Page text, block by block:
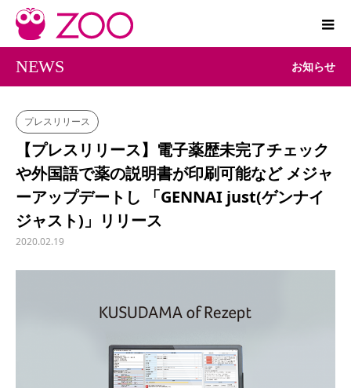
NEWS お知らせ
プレスリリース
【プレスリリース】電子薬歴未完了チェック
や外国語で薬の説明書が印刷可能など メジャ
ーアップデートし 「GENNAI just(ゲンナイ
ジャスト)」リリース
2020.02.19